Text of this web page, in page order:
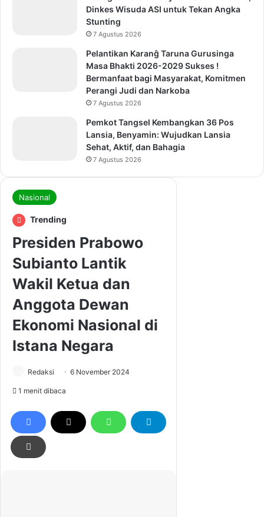
Dinkes Wisuda ASI untuk Tekan Angka
Stunting
7 Agustus 2026
Pelantikan Karanĝ Taruna Gurusinga
Masa Bhakti 2026-2029 Sukses !
Bermanfaat bagi Masyarakat, Komitmen
Perangi Judi dan Narkoba
7 Agustus 2026
Pemkot Tangsel Kembangkan 36 Pos
Lansia, Benyamin: Wujudkan Lansia
Sehat, Aktif, dan Bahagia
7 Agustus 2026